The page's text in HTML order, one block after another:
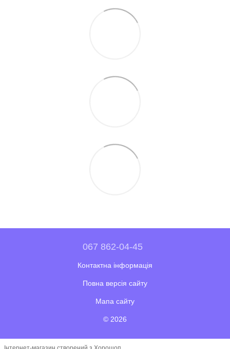
067 862-04-45
Контактна інформація
Повна версія сайту
Мапа сайту
© 2026